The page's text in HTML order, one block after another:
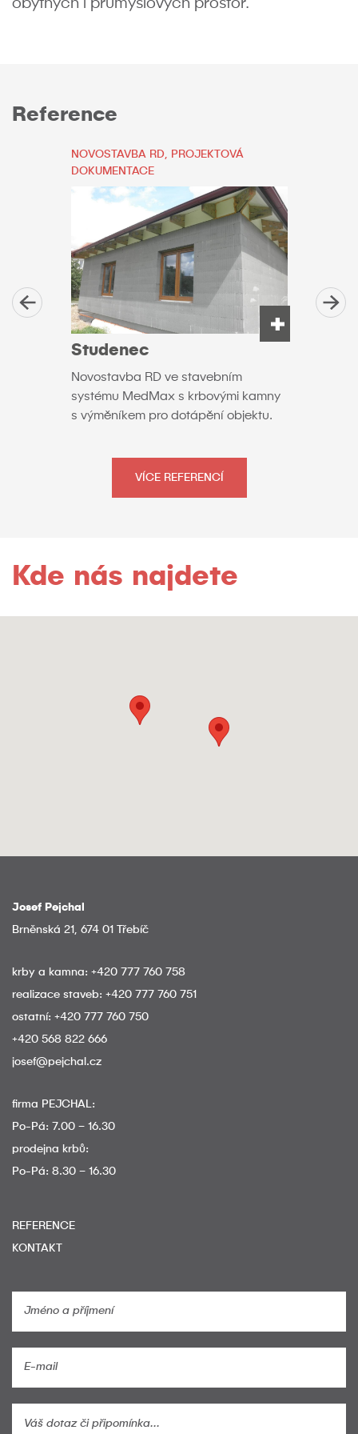
obytných i průmyslových prostor.
Reference
NOVOSTAVBA RD, PROJEKTOVÁ
DOKUMENTACE
Studenec
Novostavba RD ve stavebním
systému MedMax s krbovými kamny
s výměníkem pro dotápění objektu.
VÍCE REFERENCÍ
Kde nás najdete
Josef Pejchal
Brněnská 21, 674 01 Třebíč
krby a kamna: +420 777 760 758
realizace staveb: +420 777 760 751
ostatní: +420 777 760 750
+420 568 822 666
josef@pejchal.cz
firma PEJCHAL:
Po-Pá: 7.00 – 16.30
prodejna krbů:
Po-Pá: 8.30 – 16.30
REFERENCE
KONTAKT
are
human,
leave